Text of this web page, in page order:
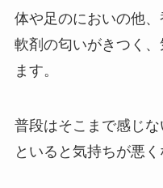
体や足のにおいの他
軟剤の匂いがきつく
ます。
普段はそこまで感じ
といると気持ちが悪